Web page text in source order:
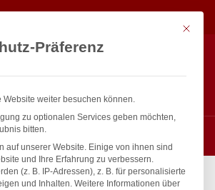
In den Warenkorb
Mit
Präferenz
weiter besuchen können.
zu optionalen Services geben möchten,
bitten.
unserer Website. Einige von ihnen sind
und Ihre Erfahrung zu verbessern.
(z. B. IP-Adressen), z. B. für personalisierte
und Inhalten. Weitere Informationen über